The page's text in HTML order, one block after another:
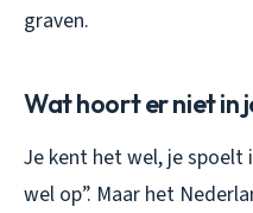
graven.
Wat hoort er niet in
Je kent het wel, je
wel op”. Maar het